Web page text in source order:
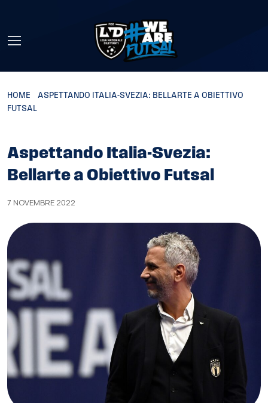
HOME
ASPETTANDO ITALIA-SVEZIA: BELLARTE A OBIETTIVO
FUTSAL
Aspettando Italia-Svezia:
Bellarte a Obiettivo Futsal
7 NOVEMBRE 2022